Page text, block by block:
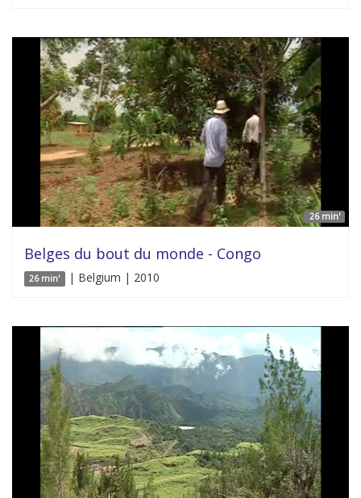
26 min'
Belges du bout du monde - Congo
26 min' | Belgium | 2010